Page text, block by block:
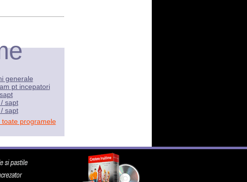
generale
pt incepatori
sapt
sapt
toate programele